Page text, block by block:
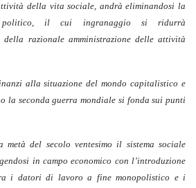
della vita sociale, andrà eliminandosi la
politico, il cui ingranaggio si ridurrà
della razionale amministrazione delle attività
alla situazione del mondo capitalistico e
la seconda guerra mondiale si fonda sui punti
del secolo ventesimo il sistema sociale
in campo economico con l’introduzione
i datori di lavoro a fine monopolistico e i